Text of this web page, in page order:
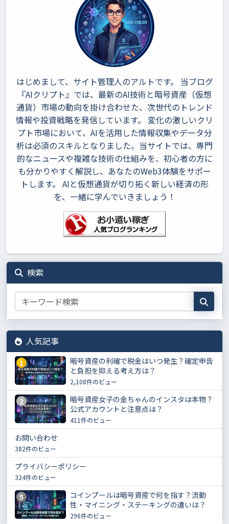
はじめまして、サイト管理人のアルトです。 当ブログ
『AIクリプト』では、最新のAI技術と暗号資産（仮想
通貨）市場の動向を掛け合わせた、次世代のトレンド
情報や投資戦略を発信しています。 変化の激しいクリ
プト市場において、AIを活用した情報収集やデータ分
析は必須のスキルとなりました。当サイトでは、専門
的なニュースや複雑な技術の仕組みを、初心者の方に
も分かりやすく解説し、あなたのWeb3体験をサポー
トします。 AIと仮想通貨が切り拓く新しい経済の形
を、一緒に学んでいきましょう！
検索
人気記事
1
暗号資産の利確で税金はいつ発生？確定申告
と負担を抑える考え方は？
2,108件のビュー
2
暗号資産女子の金ちゃんのインスタは本物？
公式アカウントと注意点は？
411件のビュー
お問い合わせ
382件のビュー
プライバシーポリシー
324件のビュー
5
コインプールは暗号資産で何を指す？流動
性・マイニング・ステーキングの違いは？
296件のビュー